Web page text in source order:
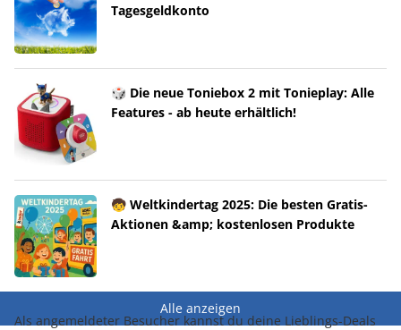
Tagesgeldkonto
🎲 Die neue Toniebox 2 mit Tonieplay: Alle
Features - ab heute erhältlich!
🧒 Weltkindertag 2025: Die besten Gratis-
Aktionen &amp; kostenlosen Produkte
Alle anzeigen
Als angemeldeter Besucher kannst du deine Lieblings-Deals